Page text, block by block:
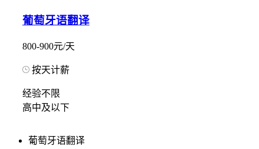
葡萄牙语翻译
800-900元/天
按天计薪
经验不限
高中及以下
葡萄牙语翻译